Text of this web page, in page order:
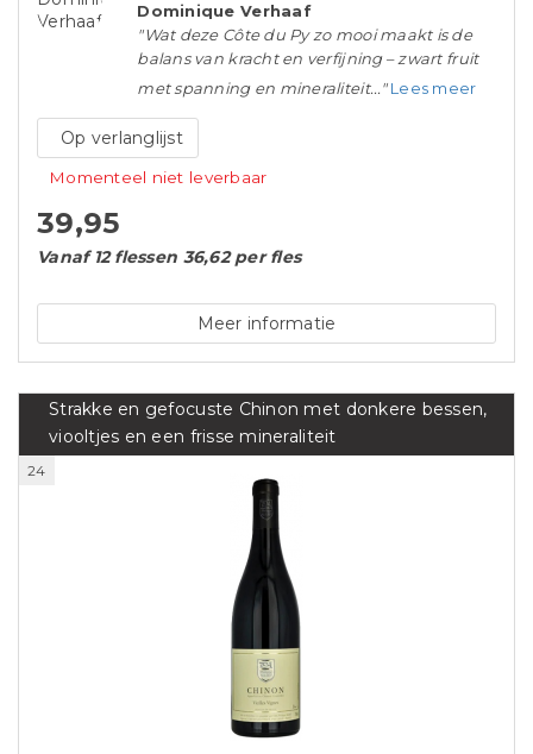
Dominique Verhaaf
"Wat deze Côte du Py zo mooi maakt is de
balans van kracht en verfijning – zwart fruit
met spanning en mineraliteit..." Lees meer
Op verlanglijst
Momenteel niet leverbaar
39,95
Vanaf 12 flessen 36,62 per fles
Meer informatie
Strakke en gefocuste Chinon met donkere bessen,
viooltjes en een frisse mineraliteit
24